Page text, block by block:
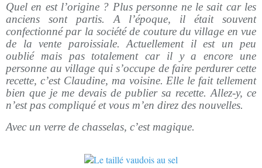
Quel en est l’origine ? Plus personne ne le sait car les
anciens sont partis. A l’époque, il était souvent
confectionné par la société de couture du village en vue
de la vente paroissiale. Actuellement il est un peu
oublié mais pas totalement car il y a encore une
personne au village qui s’occupe de faire perdurer cette
recette, c’est Claudine, ma voisine. Elle le fait tellement
bien que je me devais de publier sa recette. Allez-y, ce
n’est pas compliqué et vous m’en direz des nouvelles.
Avec un verre de chasselas, c’est magique.